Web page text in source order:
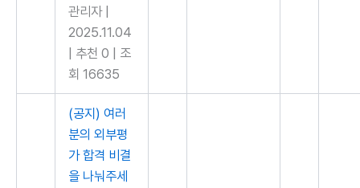
관리자
2025.11.04
추천 0
조
회 16635
(공지) 여러
분의 외부평
가 합격 비결
을 나눠주세